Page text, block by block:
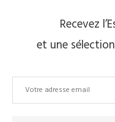
Recevez
et une